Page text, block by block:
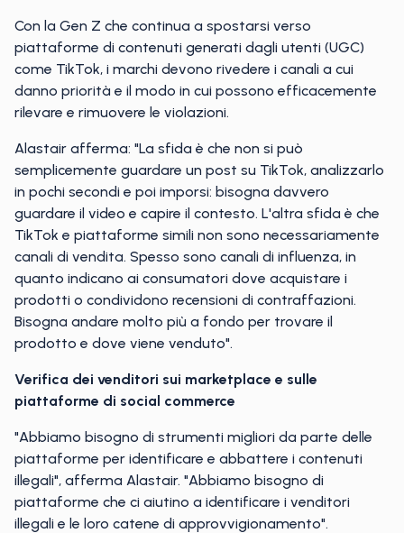
Con la Gen Z che continua a spostarsi verso
piattaforme di contenuti generati dagli utenti (UGC)
come TikTok, i marchi devono rivedere i canali a cui
danno priorità e il modo in cui possono efficacemente
rilevare e rimuovere le violazioni.
Alastair afferma: "La sfida è che non si può
semplicemente guardare un post su TikTok, analizzarlo
in pochi secondi e poi imporsi: bisogna davvero
guardare il video e capire il contesto. L'altra sfida è che
TikTok e piattaforme simili non sono necessariamente
canali di vendita. Spesso sono canali di influenza, in
quanto indicano ai consumatori dove acquistare i
prodotti o condividono recensioni di contraffazioni.
Bisogna andare molto più a fondo per trovare il
prodotto e dove viene venduto".
Verifica dei venditori sui marketplace e sulle
piattaforme di social commerce
"Abbiamo bisogno di strumenti migliori da parte delle
piattaforme per identificare e abbattere i contenuti
illegali", afferma Alastair. "Abbiamo bisogno di
piattaforme che ci aiutino a identificare i venditori
illegali e le loro catene di approvvigionamento".